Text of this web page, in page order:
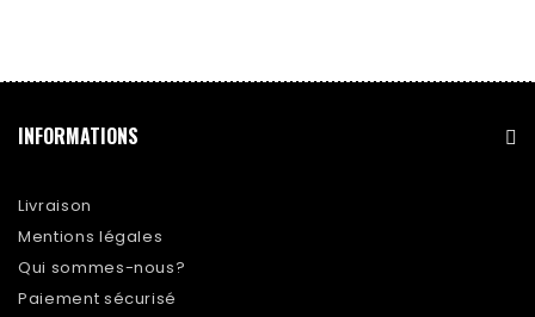
INFORMATIONS
Livraison
Mentions légales
Qui sommes-nous?
Paiement sécurisé